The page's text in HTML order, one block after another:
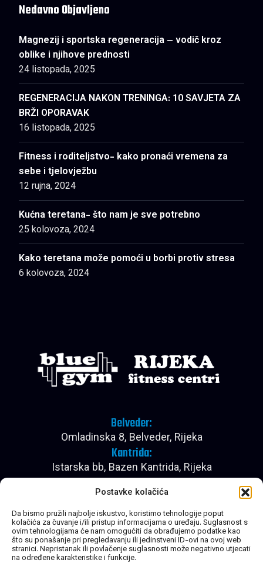
Postavke kolačića
Da bismo pružili najbolje iskustvo, koristimo tehnologije poput
kolačića za čuvanje i/ili pristup informacijama o uređaju. Suglasnost s
ovim tehnologijama će nam omogućiti da obrađujemo podatke kao
što su ponašanje pri pregledavanju ili jedinstveni ID-ovi na ovoj web
stranici. Nepristanak ili povlačenje suglasnosti može negativno utjecati
na određene karakteristike i funkcije.
Nedavno Objavljeno
Magnezij i sportska regeneracija – vodič kroz
oblike i njihove prednosti
24 listopada, 2025
REGENERACIJA NAKON TRENINGA: 10 SAVJETA ZA
BRŽI OPORAVAK
16 listopada, 2025
Fitness i roditeljstvo- kako pronaći vremena za
sebe i tjelovježbu
12 rujna, 2024
Kućna teretana- što nam je sve potrebno
25 kolovoza, 2024
Kako teretana može pomoći u borbi protiv stresa
6 kolovoza, 2024
Belveder:
Omladinska 8, Belveder, Rijeka
Kantrida:
Istarska bb, Bazen Kantrida, Rijeka
Pon - Pet:
08:00 - 22:30
Subota:
08:00 - 20:30
Nedjelja:
Zatvoreno